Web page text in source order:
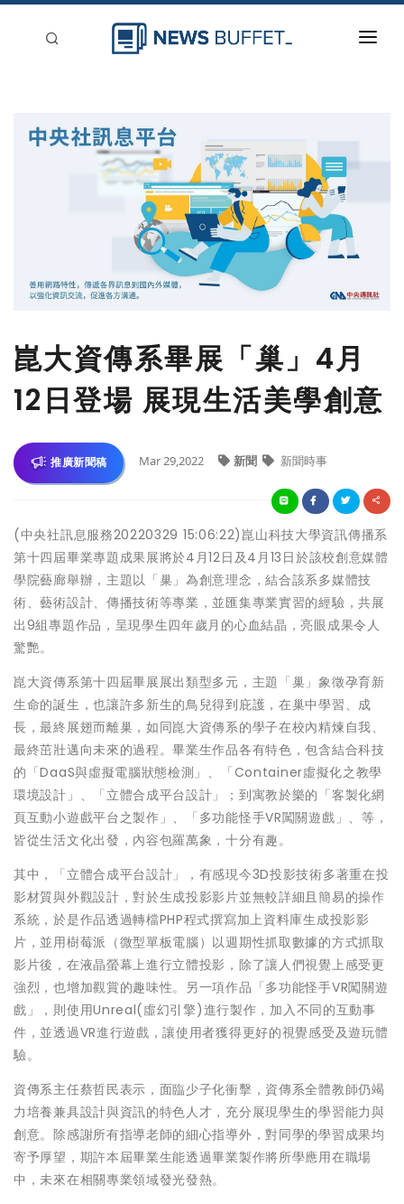
崑大資傳系畢展「巢」4月
12日登場 展現生活美學創意
推廣新聞稿 Mar 29,2022 新聞 新聞時事
(中央社訊息服務20220329 15:06:22)崑山科技大學資訊傳播系
第十四屆畢業專題成果展將於4月12日及4月13日於該校創意媒體
學院藝廊舉辦，主題以「巢」為創意理念，結合該系多媒體技
術、藝術設計、傳播技術等專業，並匯集專業實習的經驗，共展
出9組專題作品，呈現學生四年歲月的心血結晶，亮眼成果令人
驚艷。
崑大資傳系第十四屆畢展展出類型多元，主題「巢」象徵孕育新
生命的誕生，也讓許多新生的鳥兒得到庇護，在巢中學習、成
長，最終展翅而離巢，如同崑大資傳系的學子在校內精煉自我、
最終茁壯邁向未來的過程。畢業生作品各有特色，包含結合科技
的「DaaS與虛擬電腦狀態檢測」、「Container虛擬化之教學
環境設計」、「立體合成平台設計」；到寓教於樂的「客製化網
頁互動小遊戲平台之製作」、「多功能怪手VR闖關遊戲」、等，
皆從生活文化出發，內容包羅萬象，十分有趣。
其中，「立體合成平台設計」，有感現今3D投影技術多著重在投
影材質與外觀設計，對於生成投影影片並無較詳細且簡易的操作
系統，於是作品透過轉檔PHP程式撰寫加上資料庫生成投影影
片，並用樹莓派（微型單板電腦）以週期性抓取數據的方式抓取
影片後，在液晶螢幕上進行立體投影，除了讓人們視覺上感受更
強烈，也增加觀賞的趣味性。另一項作品「多功能怪手VR闖關遊
戲」，則使用Unreal(虛幻引擎)進行製作，加入不同的互動事
件，並透過VR進行遊戲，讓使用者獲得更好的視覺感受及遊玩體
驗。
資傳系主任蔡哲民表示，面臨少子化衝擊，資傳系全體教師仍竭
力培養兼具設計與資訊的特色人才，充分展現學生的學習能力與
創意。除感謝所有指導老師的細心指導外，對同學的學習成果均
寄予厚望，期許本屆畢業生能透過畢業製作將所學應用在職場
中，未來在相關專業領域發光發熱。